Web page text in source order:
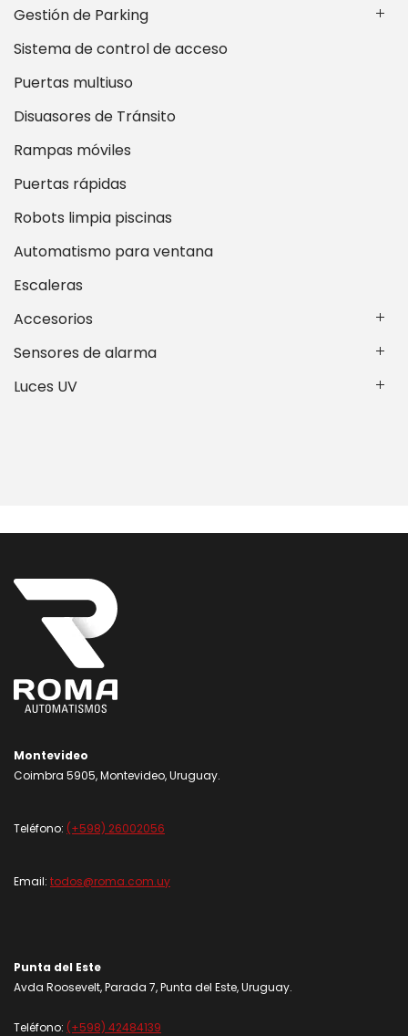
Gestión de Parking
Sistema de control de acceso
Puertas multiuso
Disuasores de Tránsito
Rampas móviles
Puertas rápidas
Robots limpia piscinas
Automatismo para ventana
Escaleras
Accesorios
Sensores de alarma
Luces UV
Montevideo
Coimbra 5905, Montevideo, Uruguay.
Teléfono: (+598) 26002056
Email: todos@roma.com.uy
Punta del Este
Avda Roosevelt, Parada 7, Punta del Este, Uruguay.
Teléfono: (+598) 42484139